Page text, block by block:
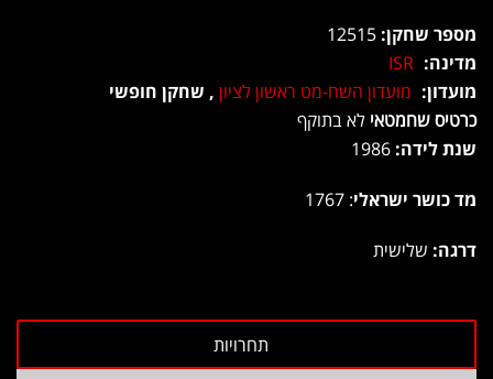
מספר שחקן:
מדינה: ISR
מועדון: מועדון השח-מט ראשון לציון , שחקן חופשי
כרטיס שחמטאי לא בתוקף
שנת לידה:
מד כושר ישראלי: 1767
דרגה: שלישית